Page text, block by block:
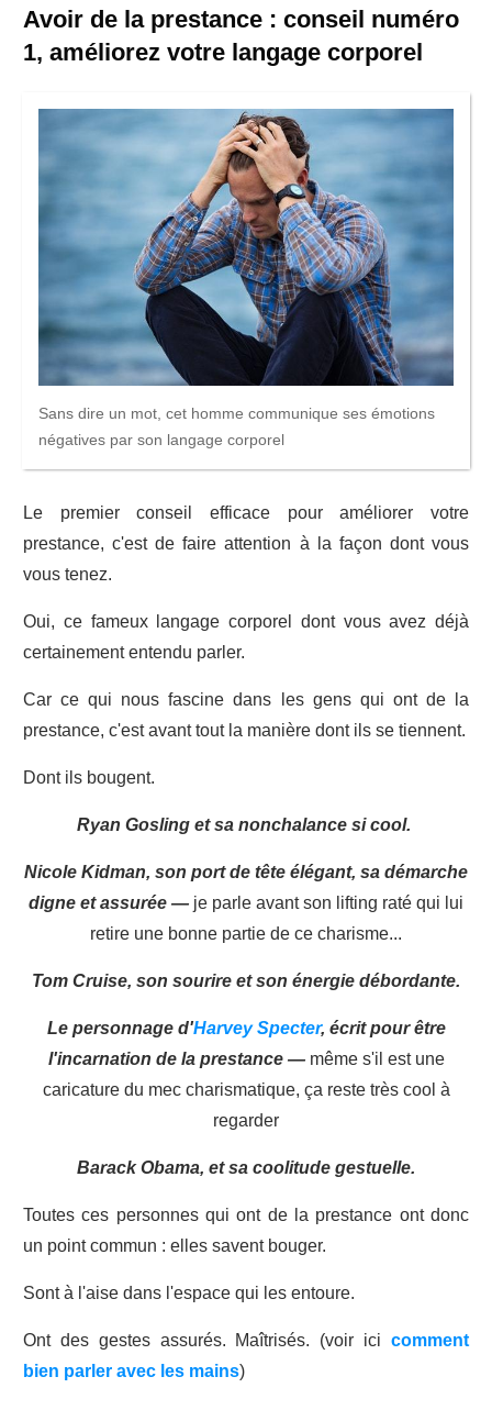
Avoir de la prestance : conseil numéro
1, améliorez votre langage corporel
Sans dire un mot, cet homme communique ses émotions
négatives par son langage corporel
Le premier conseil efficace pour améliorer votre
prestance, c'est de faire attention à la façon dont vous
vous tenez.
Oui, ce fameux langage corporel dont vous avez déjà
certainement entendu parler.
Car ce qui nous fascine dans les gens qui ont de la
prestance, c'est avant tout la manière dont ils se tiennent.
Dont ils bougent.
Ryan Gosling et sa nonchalance si cool.
Nicole Kidman, son port de tête élégant, sa démarche
digne et assurée — je parle avant son lifting raté qui lui
retire une bonne partie de ce charisme...
Tom Cruise, son sourire et son énergie débordante.
Le personnage d'Harvey Specter, écrit pour être
l'incarnation de la prestance — même s'il est une
caricature du mec charismatique, ça reste très cool à
regarder
Barack Obama, et sa coolitude gestuelle.
Toutes ces personnes qui ont de la prestance ont donc
un point commun : elles savent bouger.
Sont à l'aise dans l'espace qui les entoure.
Ont des gestes assurés. Maîtrisés. (voir ici comment
bien parler avec les mains)